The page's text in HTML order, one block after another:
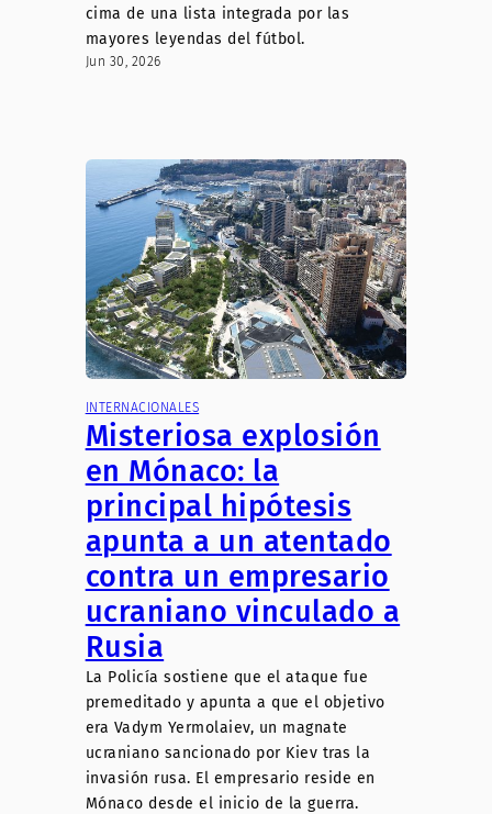
cima de una lista integrada por las
mayores leyendas del fútbol.
Jun 30, 2026
INTERNACIONALES
Misteriosa explosión
en Mónaco: la
principal hipótesis
apunta a un atentado
contra un empresario
ucraniano vinculado a
Rusia
La Policía sostiene que el ataque fue
premeditado y apunta a que el objetivo
era Vadym Yermolaiev, un magnate
ucraniano sancionado por Kiev tras la
invasión rusa. El empresario reside en
Mónaco desde el inicio de la guerra.